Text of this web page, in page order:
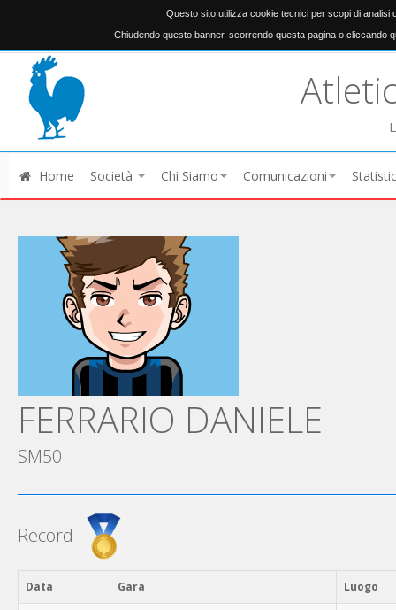
Questo sito utilizza cookie tecnici per scopi di analisi
Chiudendo questo banner, scorrendo questa pagina o cliccando
Home Società Chi Siamo Comunicazioni
FERRARIO DANIELE
SM50
Record
Data Gara Luogo